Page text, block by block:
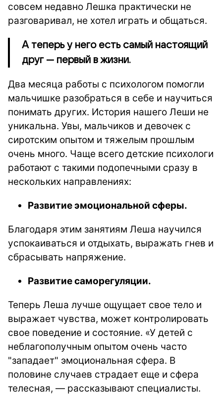
совсем недавно Лешка практически не
разговаривал, не хотел играть и общаться.
А теперь у него есть самый настоящий
друг — первый в жизни.
Два месяца работы с психологом помогли
мальчишке разобраться в себе и научиться
понимать других. История нашего Леши не
уникальна. Увы, мальчиков и девочек с
сиротским опытом и тяжелым прошлым
очень много. Чаще всего детские психологи
работают с такими подопечными сразу в
нескольких направлениях:
Развитие эмоциональной сферы.
Благодаря этим занятиям Леша научился
успокаиваться и отдыхать, выражать гнев и
сбрасывать напряжение.
Развитие саморегуляции.
Теперь Леша лучше ощущает свое тело и
выражает чувства, может контролировать
свое поведение и состояние. «У детей с
неблагополучным опытом очень часто
"западает" эмоциональная сфера. В
половине случаев страдает еще и сфера
телесная, — рассказывают специалисты.